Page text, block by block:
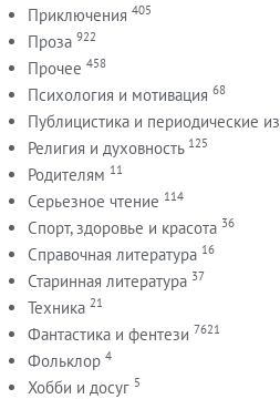
Приключения 405
Проза 922
Прочее 458
Психология и мотивация 68
Публицистика и периодические
Религия и духовность 125
Родителям 11
Серьезное чтение 114
Спорт, здоровье и красота 36
Справочная литература 16
Старинная литература 37
Техника 21
Фантастика и фентези 7621
Фольклор 4
Хобби и досуг 5